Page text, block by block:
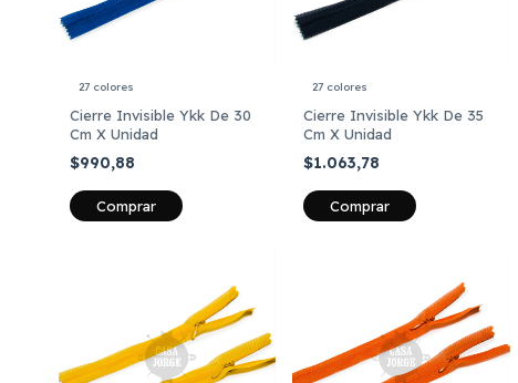
27 colores
Cierre Invisible Ykk De 30
Cm X Unidad
$990,88
Comprar
27 colores
Cierre Invisible Ykk De 35
Cm X Unidad
$1.063,78
Comprar